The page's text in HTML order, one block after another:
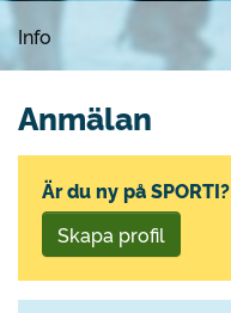
Info
Anmälan
Är du ny på SPORTI?
Skapa profil